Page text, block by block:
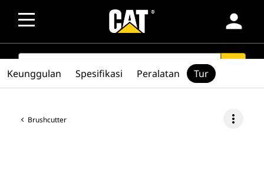
person
SEARCH
Brushcutter more_vert
Keunggulan Spesifikasi Peralatan Tur